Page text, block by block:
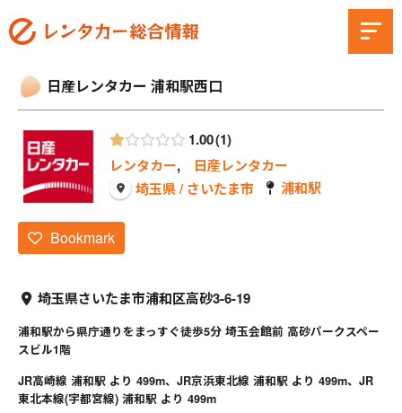
日産レンタカー 浦和駅西口
1.00 1
レンタカー, 日産レンタカー
埼玉県 / さいたま市
浦和駅
Bookmark
埼玉県さいたま市浦和区高砂3-6-19
浦和駅から県庁通りをまっすぐ徒歩5分 埼玉会館前 高砂パークスペー
スビル1階
JR高崎線 浦和駅 より 499m、JR京浜東北線 浦和駅 より 499m、JR
東北本線(宇都宮線) 浦和駅 より 499m